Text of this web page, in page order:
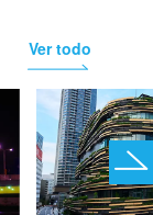
Ver todo